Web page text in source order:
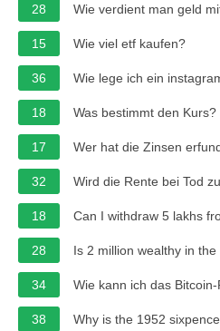
28 Wie verdient man geld
15 Wie viel etf kaufen?
36 Wie lege ich ein
18 Was bestimmt den Kurs?
17 Wer hat die Zinsen
32 Wird die Rente bei Tod
18 Can I withdraw 5 lakhs
28 Is 2 million wealthy in the
34 Wie kann ich das
38 Why is the 1952